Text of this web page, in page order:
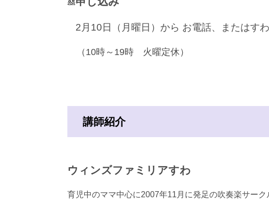
🎎
2月10日（月曜日）から お電話、またはす
（10時～19時 火曜定休）
講師紹介
ウィンズファミリアすわ
育児中のママ中心に2007年11月に発足の吹奏楽サーク